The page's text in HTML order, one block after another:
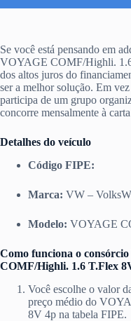
Se você está pensando em
VOYAGE COMF/Highli.
dos altos juros do
ser a melhor solução. Em
participa de um grupo
concorre mensalmente à
Detalhes do veículo
Código FIPE:
Marca: VW –
Modelo: VOYAGE
Como funciona o
COMF/Highli. 1.6 T.Flex
Você escolhe o valor
preço médio do
8V 4p na tabela FIPE.